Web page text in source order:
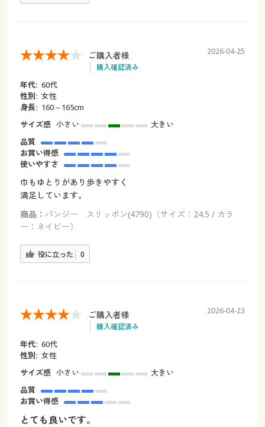
ご購入者様
購入確認済み
2026-04-25
年代: 60代
性別: 女性
身長: 160～165cm
サイズ感 小さい
大きい
品質
お買い得感
使いやすさ
巾もゆとりがあり歩きやすく
満足しています。
商品： パンジー スリッポン(4790)（サイズ：24.5 / カラ
ー：ネイビー）
役に立った 0
ご購入者様
購入確認済み
2026-04-23
年代: 60代
性別: 女性
サイズ感 小さい
大きい
品質
お買い得感
とても良いです。